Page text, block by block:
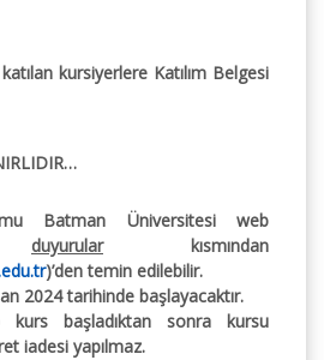
kursiyerlere Katılım Belgesi
Batman Üniversitesi web
duyurularkısmından
)’den temin edilebilir.
2024 tarihinde başlayacaktır.
kurs başladıktan sonra kursu
iadesi yapılmaz.